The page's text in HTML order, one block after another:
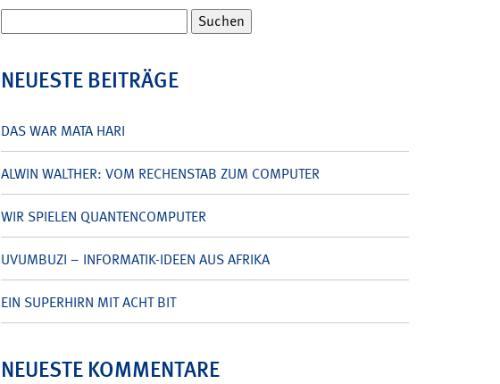
nach:
NEUESTE BEITRÄGE
DAS WAR MATA HARI
ALWIN WALTHER: VOM RECHENSTAB ZUM COMPUTER
WIR SPIELEN QUANTENCOMPUTER
UVUMBUZI – INFORMATIK-IDEEN AUS AFRIKA
EIN SUPERHIRN MIT ACHT BIT
NEUESTE KOMMENTARE